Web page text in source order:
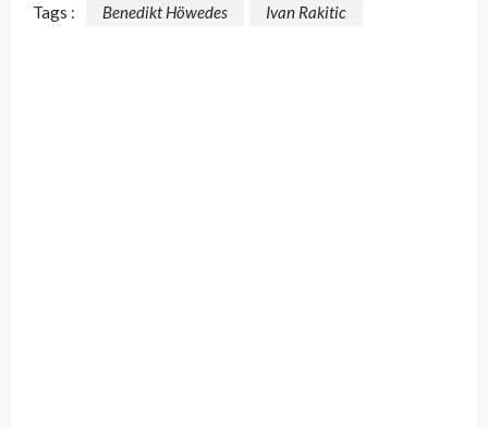
Tags : Benedikt Höwedes Ivan Rakitic